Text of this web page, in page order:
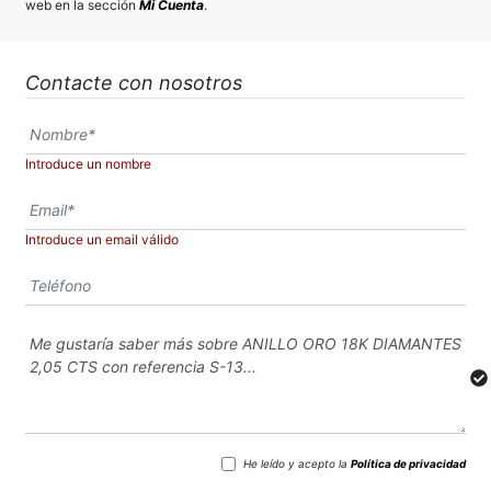
web en la sección Mi Cuenta.
Contacte con nosotros
Introduce un nombre
Introduce un email válido
He leído y acepto la Política de privacidad